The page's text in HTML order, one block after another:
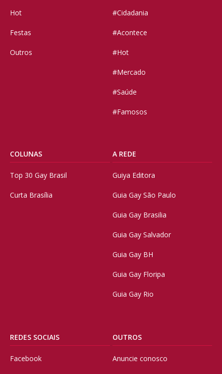
Hot
Festas
Outros
#Cidadania
#Acontece
#Hot
#Mercado
#Saúde
#Famosos
COLUNAS
Top 30 Gay Brasil
Curta Brasília
A REDE
Guiya Editora
Guia Gay São Paulo
Guia Gay Brasilia
Guia Gay Salvador
Guia Gay BH
Guia Gay Floripa
Guia Gay Rio
REDES SOCIAIS
Facebook
OUTROS
Anuncie conosco